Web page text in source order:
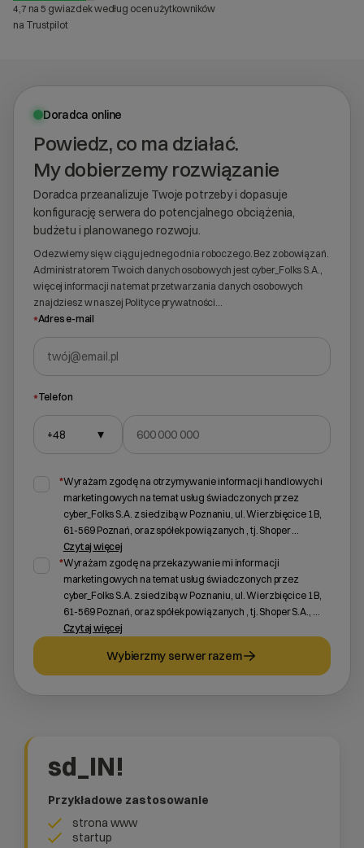
4,7 na 5 gwiazdek według ocen użytkowników
na Trustpilot
Doradca online
Powiedz, co ma działać.
My dobierzemy rozwiązanie
Doradca przeanalizuje Twoje potrzeby i dopasuje
konfigurację serwera do potencjalnego obciążenia,
budżetu i planowanego rozwoju.
Odezwiemy się w ciągu jednego dnia roboczego. Bez zobowiązań.
Administratorem Twoich danych osobowych jest cyber_Folks S.A.,
więcej informacji na temat przetwarzania danych osobowych
znajdziesz w naszej Polityce prywatności…
*Adres e-mail
*Telefon
+48 ▾
Wybierz gotową listę. Użyj spacji, aby otworzyć.
Naciśnij spację, aby otworzyć listę, klawisze strzałek, aby nawigować,
*Wyrażam zgodę na otrzymywanie informacji handlowych i
marketingowych na temat usług świadczonych przez
cyber_Folks S.A. z siedzibą w Poznaniu, ul. Wierzbięcice 1B,
61-569 Poznań, oraz spółek powiązanych , tj. Shoper...
Czytaj więcej
*Wyrażam zgodę na przekazywanie mi informacji
marketingowych na temat usług świadczonych przez
cyber_Folks S.A. z siedzibą w Poznaniu, ul. Wierzbięcice 1B,
61-569 Poznań, oraz spółek powiązanych , tj. Shoper S.A., ...
Czytaj więcej
Wybierzmy serwer razem
sd_IN!
Przykładowe zastosowanie
strona www
startup